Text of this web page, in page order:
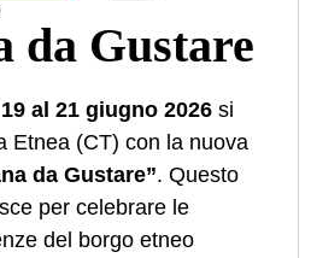
da Gustare
19 al 21 giugno 2026 si
Etnea (CT) con la nuova
da Gustare”. Questo
per celebrare le
del borgo etneo